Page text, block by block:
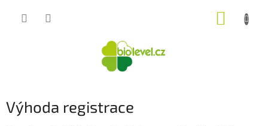
Výhoda registrace